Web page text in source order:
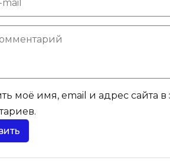
моё имя, email и адрес сайта